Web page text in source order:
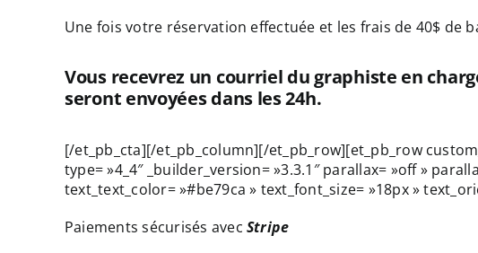
Une fois votre réservation effectuée et les frais de 40$ de
Vous recevrez un courriel du graphiste en
seront envoyées dans les 24h.
[/et_pb_cta][/et_pb_column][/et_pb_row][et_pb_row
type= »4_4″ _builder_version= »3.3.1″ parallax= »off »
text_text_color= »#be79ca » text_font_size= »18px »
Paiements sécurisés avec Stripe